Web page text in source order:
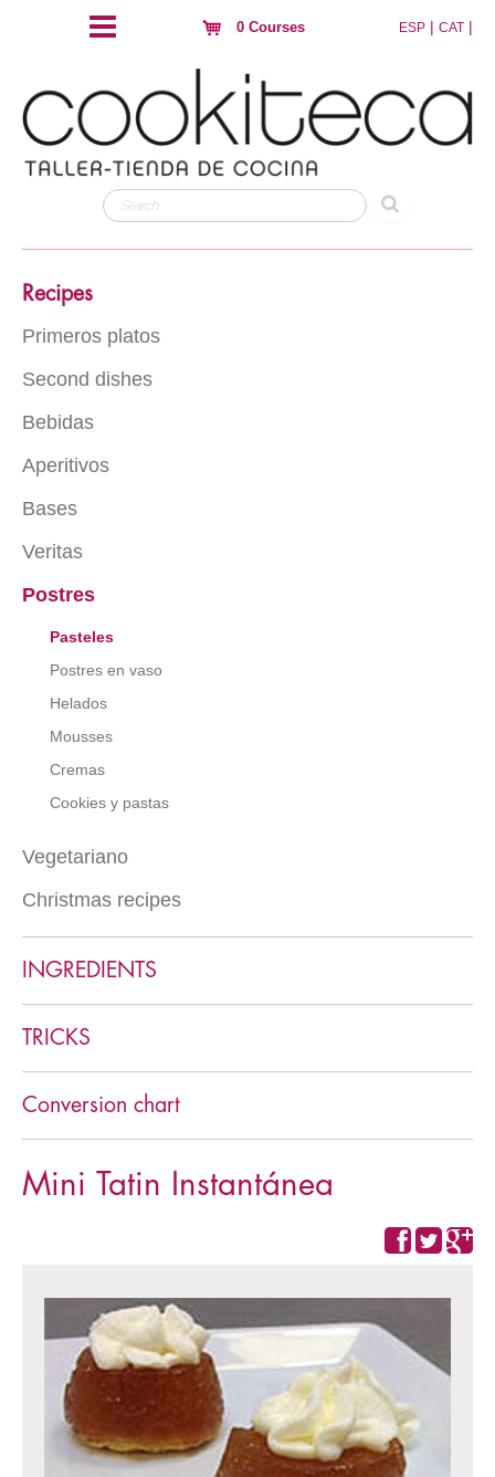
0 Courses ESP | CAT |
Recipes
Primeros platos
Rice
Pasta
Eggs
Soups
Tartares y carpaccio
Verduras
Legumbres
Second dishes
Meat
Fish
Pizza
Proteínas vegetales
Tartas saladas
Bebidas
Con alcohol
Aperitivos
De cuchara
De brocheta
De vaso
Bases
Salsas saladas
Veritas
Entrantes veritas
Postres
Pasteles
Postres en vaso
Helados
Mousses
Cremas
Cookies y pastas
Vegetariano
Varios vegetarianos
Christmas recipes
*
INGREDIENTS
TRICKS
Conversion chart
Mini Tatin Instantánea